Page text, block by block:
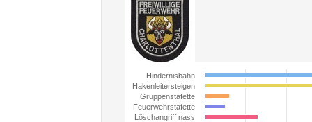
Hindernisbahn
Hakenleitersteigen
Gruppenstafette
Feuerwehrstafette
Löschangriff nass